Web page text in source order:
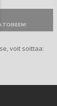
TOISEEN!
voit soittaa: